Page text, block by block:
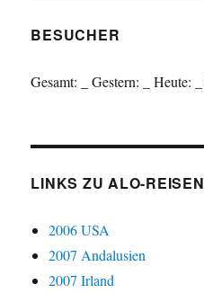
BESUCHER
Gesamt: Gestern: Heute:
LINKS ZU ALO-REISEN
2006 USA
2007 Andalusien
2007 Irland